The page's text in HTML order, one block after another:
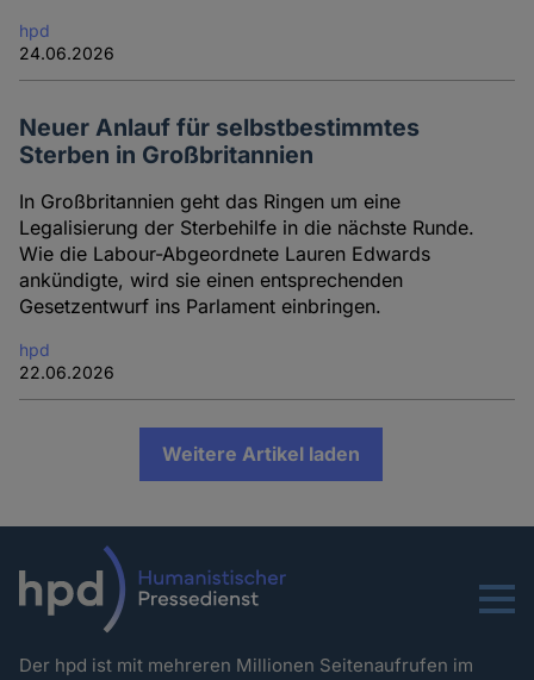
hpd
24.06.2026
Neuer Anlauf für selbstbestimmtes
Sterben in Großbritannien
In Großbritannien geht das Ringen um eine
Legalisierung der Sterbehilfe in die nächste Runde.
Wie die Labour-Abgeordnete Lauren Edwards
ankündigte, wird sie einen entsprechenden
Gesetzentwurf ins Parlament einbringen.
hpd
22.06.2026
Weitere Artikel laden
Menu
Der hpd ist mit mehreren Millionen Seitenaufrufen im